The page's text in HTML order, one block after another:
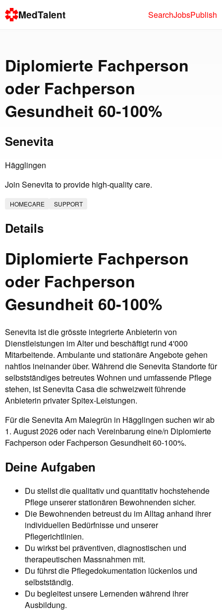
MedTalent SearchJobsPublish
Diplomierte Fachperson
oder Fachperson
Gesundheit 60-100%
Senevita
Hägglingen
Join Senevita to provide high-quality care.
HOMECARE SUPPORT
Details
Diplomierte Fachperson
oder Fachperson
Gesundheit 60-100%
Senevita ist die grösste integrierte Anbieterin von
Dienstleistungen im Alter und beschäftigt rund 4'000
Mitarbeitende. Ambulante und stationäre Angebote gehen
nahtlos ineinander über. Während die Senevita Standorte für
selbstständiges betreutes Wohnen und umfassende Pflege
stehen, ist Senevita Casa die schweizweit führende
Anbieterin privater Spitex-Leistungen.
Für die Senevita Am Maiegrün in Hägglingen suchen wir ab
1. August 2026 oder nach Vereinbarung eine/n Diplomierte
Fachperson oder Fachperson Gesundheit 60-100%.
Deine Aufgaben
Du stellst die qualitativ und quantitativ hochstehende
Pflege unserer stationären Bewohnenden sicher.
Die Bewohnenden betreust du im Alltag anhand ihrer
individuellen Bedürfnisse und unserer
Pflegerichtlinien.
Du wirkst bei präventiven, diagnostischen und
therapeutischen Massnahmen mit.
Du führst die Pflegedokumentation lückenlos und
selbstständig.
Du begleitest unsere Lernenden während ihrer
Ausbildung.